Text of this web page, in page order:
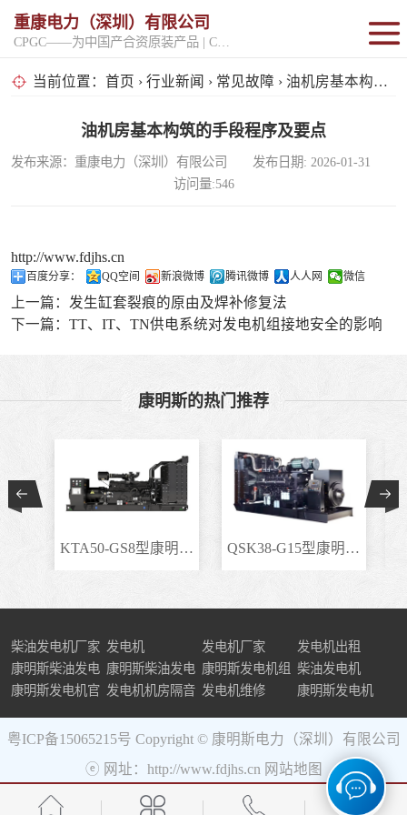
重康电力（深圳）有限公司
当前位置： 首页 › 行业新闻 › 常见故障 › 油机房基本构筑的手段程序及要点
油机房基本构筑的手段程序及要点
发布来源：重康电力（深圳）有限公司 发布日期: 2026-01-31
访问量:546
http://www.fdjhs.cn
百度分享： QQ空间 新浪微博 腾讯微博 人人网 微信
上一篇： 发生缸套裂痕的原由及焊补修复法
下一篇： TT、IT、TN供电系统对发电机组接地安全的影响
康明斯的热门推荐
KTA50-GS8型康明斯柴.. QSK38-G15型康明斯柴..
柴油发电机厂家 发电机 发电机厂家
发电机出租
康明斯柴油发电
机组
康明斯柴油发电
机
康明斯发电机组 柴油发电机
康明斯发电机官 发电机机房隔音 发电机维修 康明斯发电机
粤ICP备15065215号 Copyright © 康明斯电力（深圳）有限公司
ⓔ 网址：http://www.fdjhs.cn 网站地图
固定开架式
移动电站